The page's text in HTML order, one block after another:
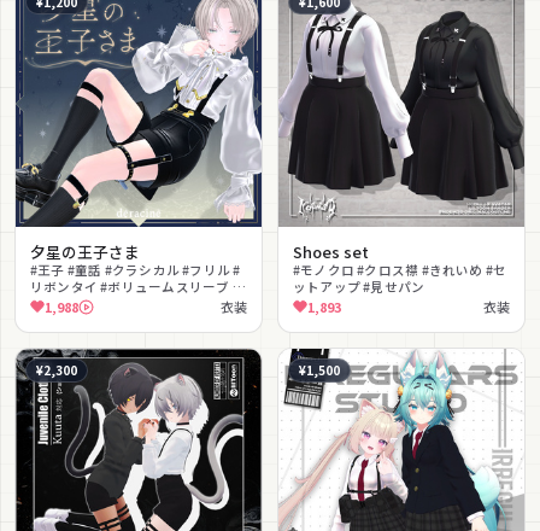
夕星の王子さま
#王子 #童話 #クラシカル #フリル #
リボンタイ #ボリュームスリーブ #
ショートパンツ #サスペンダー #ニ
ーソックス #中性的
1,988 衣装
Shoes set
#モノクロ #クロス襟 #きれいめ #セ
ットアップ #見せパン
1,893 衣装
¥2,300 ¥1,500